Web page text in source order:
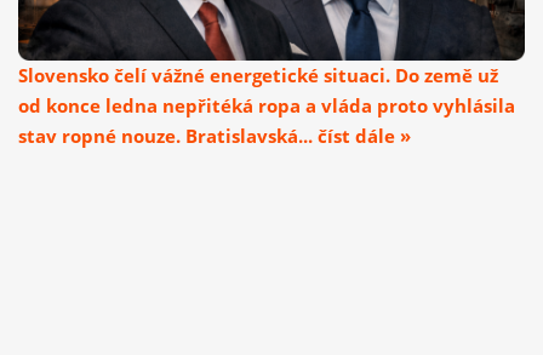
Slovensko čelí vážné energetické situaci. Do země už
od konce ledna nepřitéká ropa a vláda proto vyhlásila
stav ropné nouze. Bratislavská... číst dále »